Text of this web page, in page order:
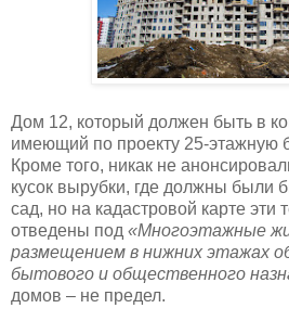
Дом 12, который должен быть в
имеющий по проекту 25-этажную
Кроме того, никак не
кусок вырубки, где должны были
сад, но на кадастровой карте эти
отведены под «Многоэтажные
размещением в нижних этажах
бытового и общественного
домов – не предел.